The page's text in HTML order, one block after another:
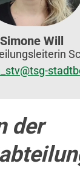
Simone Will
der